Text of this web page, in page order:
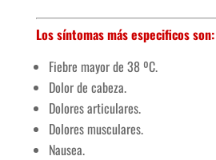
Los síntomas más especificos son:
Fiebre mayor de 38 ºC.
Dolor de cabeza.
Dolores articulares.
Dolores musculares.
Nausea.